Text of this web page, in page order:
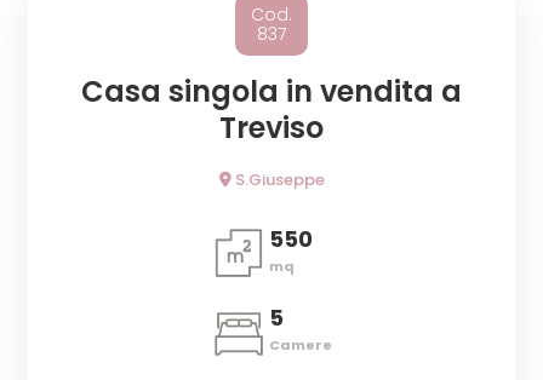
Cod.
837
Casa singola in vendita a
Treviso
S.Giuseppe
550
mq
5
Camere